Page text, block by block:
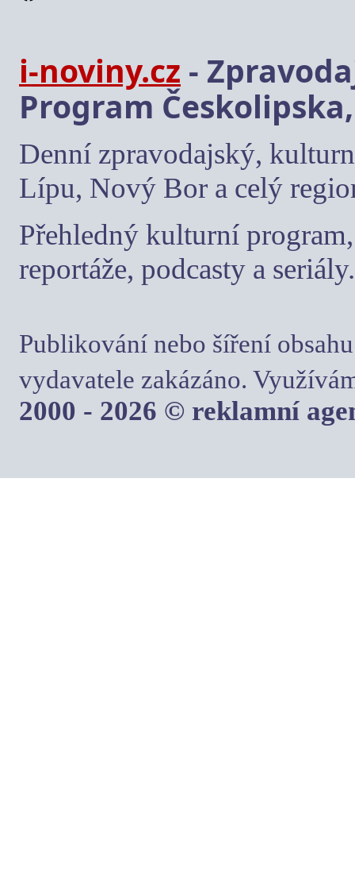
i-noviny.cz -
Program
Denní zpravodajský,
Lípu, Nový Bor a celý
Přehledný kulturní
reportáže, podcasty a seriály.
Publikování nebo šíření
vydavatele zakázáno.
2000 - 2026 © reklamní